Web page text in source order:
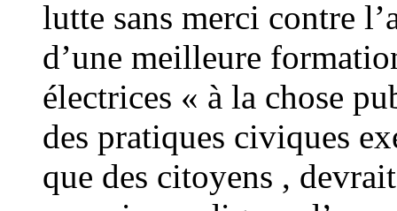
lutte sans merci contre
d’une meilleure
électrices « à la chose
des pratiques civiques
que des citoyens ,